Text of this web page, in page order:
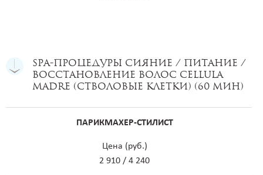
SPA-процедуры сияние / питание /
восстановление волос CELLULA
MADRE (Стволовые клетки) (60 мин)
ПАРИКМАХЕР-СТИЛИСТ
Цена (руб.)
2 910 / 4 240